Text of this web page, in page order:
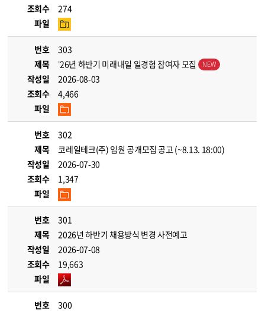
조회수
274
파일
번호
303
제목
’26년 하반기 미래내일 일경험 참여자 모집
작성일
2026-08-03
조회수
4,466
파일
번호
302
제목
코레일테크(주) 임원 공개모집 공고 (~8.13. 18:00)
작성일
2026-07-30
조회수
1,347
파일
번호
301
제목
2026년 하반기 채용방식 변경 사전예고
작성일
2026-07-08
조회수
19,663
파일
번호
300